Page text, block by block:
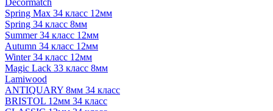
Decormatch
Spring Max 34 класс 12мм
Spring 34 класс 8мм
Summer 34 класс 12мм
Autumn 34 класс 12мм
Winter 34 класс 12мм
Magic Lack 33 класс 8мм
Lamiwood
ANTIQUARY 8мм 34 класс
BRISTOL 12мм 34 класс